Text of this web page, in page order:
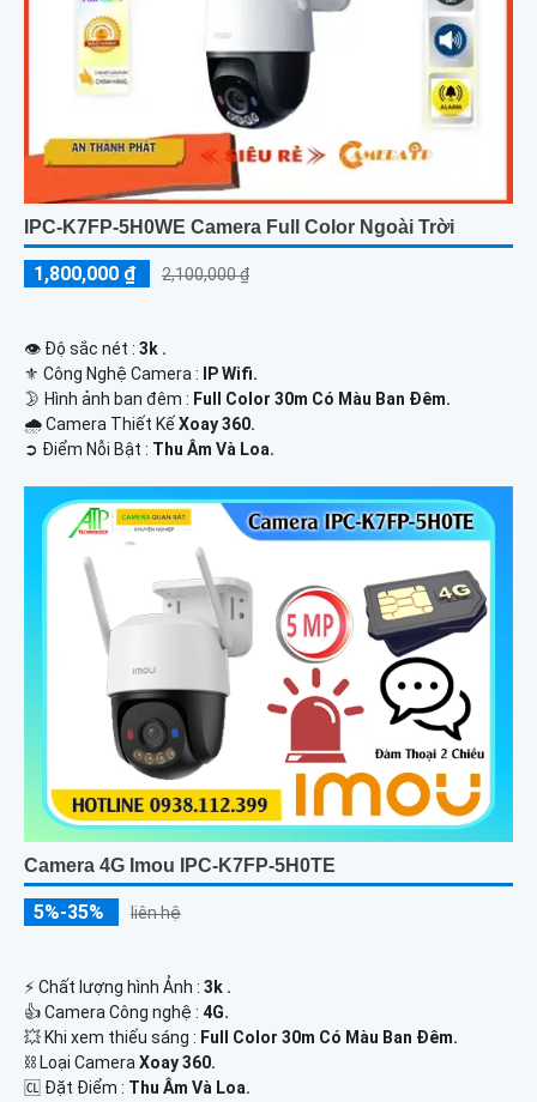
IPC-K7FP-5H0WE Camera Full Color Ngoài Trời
1,800,000 ₫ 2,100,000 ₫
👁 Độ sắc nét : 3k .
⚜️ Công Nghệ Camera :
IP Wifi.
🌛 Hình ảnh ban đêm : Full Color 30m Có Màu Ban Ðêm.
🌧️ Camera Thiết Kế Xoay 360.
️➲ Điểm Nỗi Bật : Thu Âm Và Loa.
Camera 4G Imou IPC-K7FP-5H0TE
5%-35% liên hệ
️⚡ Chất lượng hình Ảnh : 3k .
👍 Camera Công nghệ : 4G.
💥 Khi xem thiếu sáng : Full Color 30m Có Màu Ban Ðêm.
⛓ Loại Camera Xoay 360.
️🆑 Đặt Điểm : Thu Âm Và Loa.